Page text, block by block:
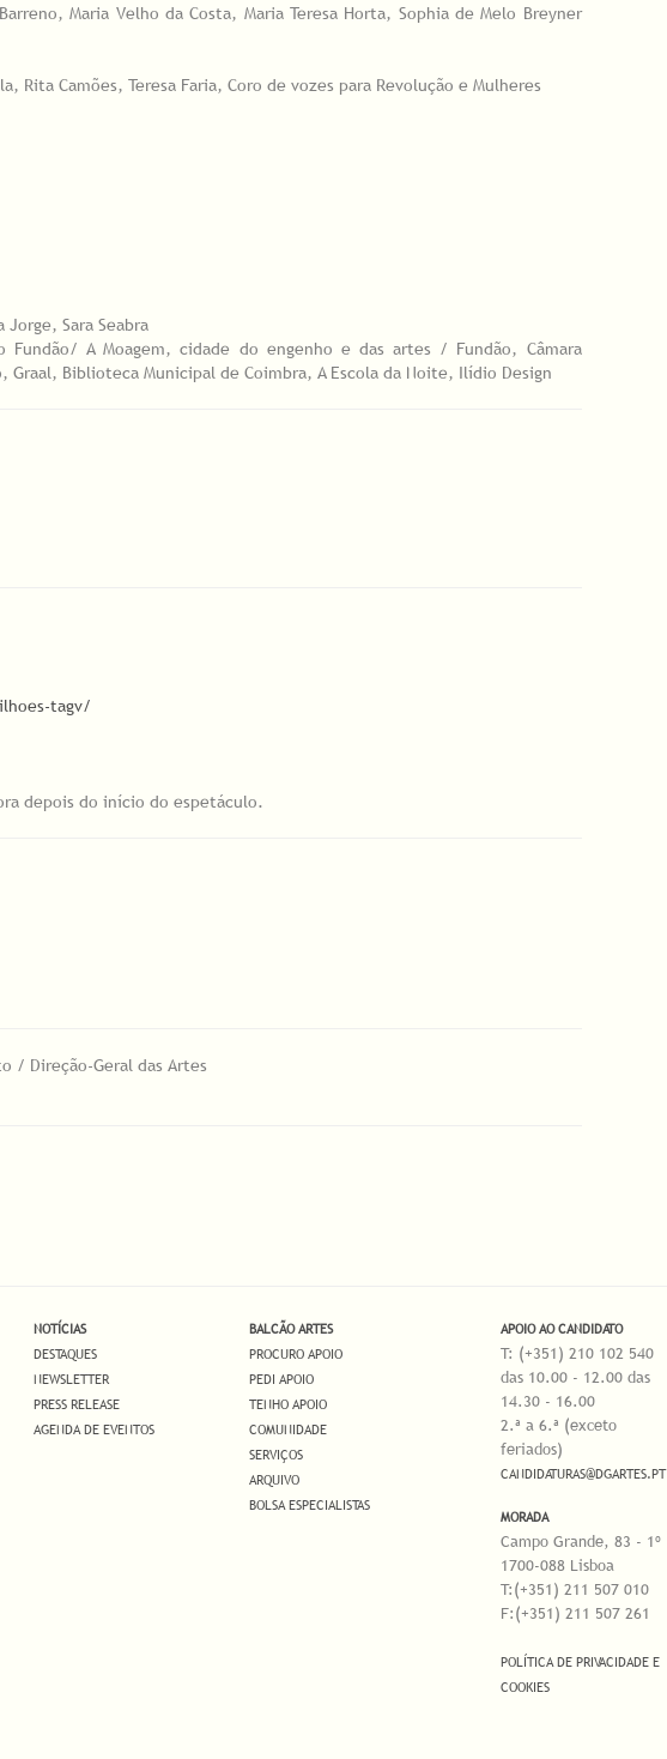
Maria Velho da Costa, Maria Teresa Horta, Sophia de Melo Breyner
Rita Camões, Teresa Faria, Coro de vozes para Revolução e Mulheres
Jorge, Sara Seabra
Fundão/ A Moagem, cidade do engenho e das artes / Fundão, Câmara
Biblioteca Municipal de Coimbra, A Escola da Noite, Ilídio Design
tagv/
depois do início do espetáculo.
/ Direção-Geral das Artes
NOTÍCIAS
DESTAQUES
NEWSLETTER
PRESS RELEASE
AGENDA DE EVENTOS
BALCÃO ARTES
PROCURO APOIO
PEDI APOIO
TENHO APOIO
COMUNIDADE
SERVIÇOS
ARQUIVO
BOLSA ESPECIALISTAS
APOIO AO CANDIDATO
T: (+351) 210 102 540
das 10.00 - 12.00 das
14.30 - 16.00
2.ª a 6.ª (exceto
feriados)
CANDIDATURAS@DGARTES.PT
MORADA
Campo Grande, 83 - 1º
1700-088 Lisboa
T:(+351) 211 507 010
F:(+351) 211 507 261
POLÍTICA DE PRIVACIDADE E
COOKIES